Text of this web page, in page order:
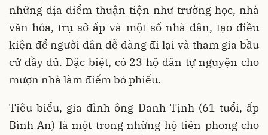
những địa điểm thuận tiện như trường học, nhà
văn hóa, trụ sở ấp và một số nhà dân, tạo điều
kiện để người dân dễ dàng đi lại và tham gia bầu
cử đầy đủ. Đặc biệt, có 23 hộ dân tự nguyện cho
mượn nhà làm điểm bỏ phiếu.
Tiêu biểu, gia đình ông Danh Tịnh (61 tuổi, ấp
Bình An) là một trong những hộ tiên phong cho